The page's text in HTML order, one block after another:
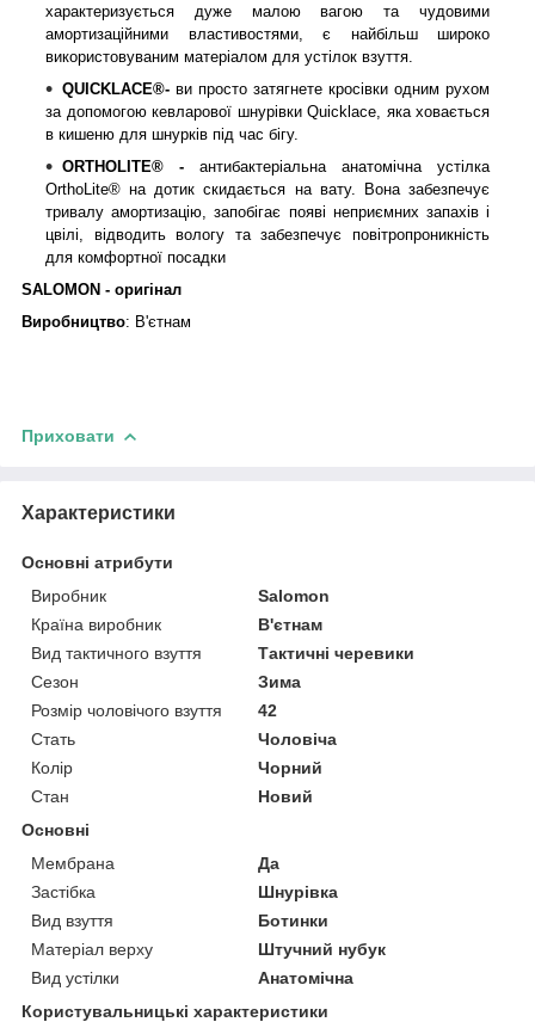
характеризується дуже малою вагою та чудовими
амортизаційними властивостями, є найбільш широко
використовуваним матеріалом для устілок взуття.
QUICKLACE®- ви просто затягнете кросівки одним рухом
за допомогою кевларової шнурівки Quicklace, яка ховається
в кишеню для шнурків під час бігу.
ORTHOLITE® - антибактеріальна анатомічна устілка
OrthoLite® на дотик скидається на вату. Вона забезпечує
тривалу амортизацію, запобігає появі неприємних запахів і
цвілі, відводить вологу та забезпечує повітропроникність
для комфортної посадки
SALOMON - оригінал
Виробництво: В'єтнам
Приховати
Характеристики
Основні атрибути
Виробник
Salomon
Країна виробник
В'єтнам
Вид тактичного взуття
Тактичні черевики
Сезон
Зима
Розмір чоловічого взуття
42
Стать
Чоловіча
Колір
Чорний
Стан
Новий
Основні
Мембрана
Да
Застібка
Шнурівка
Вид взуття
Ботинки
Матеріал верху
Штучний нубук
Вид устілки
Анатомічна
Користувальницькі характеристики